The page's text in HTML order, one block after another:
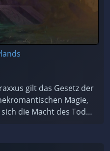
gilt das Gesetz der
Magie,
die Macht des Todes